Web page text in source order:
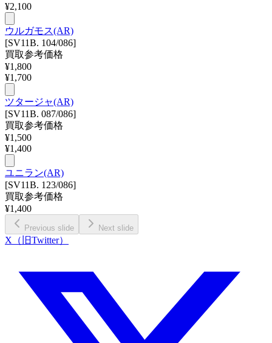
¥2,100
ウルガモス(AR)
[SV11B. 104/086]
買取参考価格
¥1,800
¥1,700
ツタージャ(AR)
[SV11B. 087/086]
買取参考価格
¥1,500
¥1,400
ユニラン(AR)
[SV11B. 123/086]
買取参考価格
¥1,400
Previous slide Next slide
X（旧Twitter）